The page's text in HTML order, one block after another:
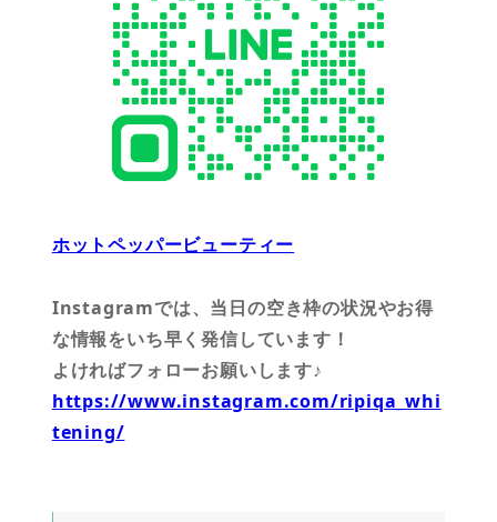
ホットペッパービューティー
Instagramでは、当日の空き枠の状況やお得
な情報をいち早く発信しています！
よければフォローお願いします♪
https://www.instagram.com/ripiqa_whi
tening/